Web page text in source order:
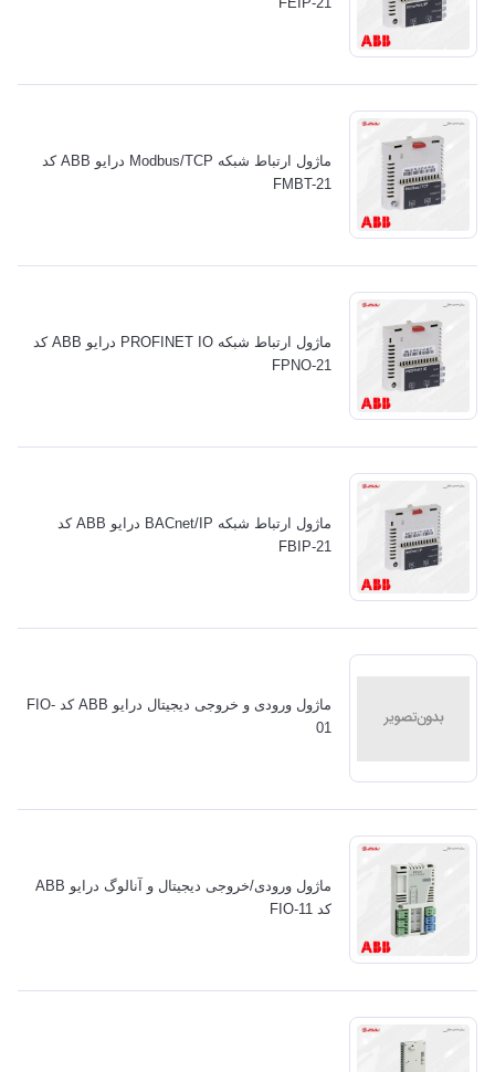
ماژول ارتباط شبکه Modbus/TCP درایو ABB کد
FMBT-21
ماژول ارتباط شبکه PROFINET IO درایو ABB کد
FPNO-21
ماژول ارتباط شبکه BACnet/IP درایو ABB کد
FBIP-21
ماژول ورودی و خروجی دیجیتال درایو ABB کد FIO-
01
ماژول ورودی/خروجی دیجیتال و آنالوگ درایو ABB
کد FIO-11